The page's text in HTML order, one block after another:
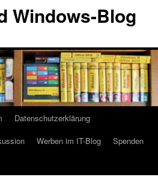
Windows-Blog
Datenschutzerklärung
Werben im IT-Blog
Spenden